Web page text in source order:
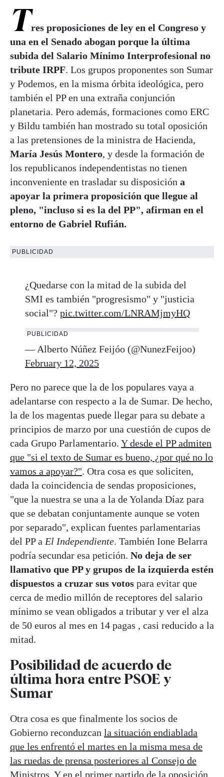
Tres proposiciones de ley en el Congreso y
una en el Senado abogan porque la última
subida del Salario Mínimo Interprofesional no
tribute IRPF. Los grupos proponentes son Sumar
y Podemos, en la misma órbita ideológica, pero
también el PP en una extraña conjunción
planetaria. Pero además, formaciones como ERC
y Bildu también han mostrado su total oposición
a las pretensiones de la ministra de Hacienda,
María Jesús Montero, y desde la formación de
los republicanos independentistas no tienen
inconveniente en trasladar su disposición a
apoyar la primera proposición que llegue al
pleno, "incluso si es la del PP", afirman en el
entorno de Gabriel Rufián.
PUBLICIDAD
¿Quedarse con la mitad de la subida del
SMI es también "progresismo" y "justicia
social"? pic.twitter.com/LNRAMjmyHQ
PUBLICIDAD
— Alberto Núñez Feijóo (@NunezFeijoo)
February 12, 2025
Pero no parece que la de los populares vaya a
adelantarse con respecto a la de Sumar. De hecho,
la de los magentas puede llegar para su debate a
principios de marzo por una cuestión de cupos de
cada Grupo Parlamentario. Y desde el PP admiten
que "si el texto de Sumar es bueno, ¿por qué no lo
vamos a apoyar?". Otra cosa es que soliciten,
dada la coincidencia de sendas proposiciones,
"que la nuestra se una a la de Yolanda Díaz para
que se debatan conjuntamente aunque se voten
por separado", explican fuentes parlamentarias
del PP a El Independiente. También Ione Belarra
podría secundar esa petición. No deja de ser
llamativo que PP y grupos de la izquierda estén
dispuestos a cruzar sus votos para evitar que
cerca de medio millón de receptores del salario
mínimo se vean obligados a tributar y ver el alza
de 50 euros al mes en 14 pagas , casi reducido a la
mitad.
Posibilidad de acuerdo de
última hora entre PSOE y
Sumar
Otra cosa es que finalmente los socios de
Gobierno reconduzcan la situación endiablada
que les enfrentó el martes en la misma mesa de
las ruedas de prensa posteriores al Consejo de
Ministros . Y en el primer partido de la oposición